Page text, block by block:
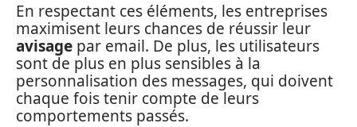
En respectant ces éléments, les entreprises
maximisent leurs chances de réussir leur
avisage par email. De plus, les utilisateurs
sont de plus en plus sensibles à la
personnalisation des messages, qui doivent
chaque fois tenir compte de leurs
comportements passés.